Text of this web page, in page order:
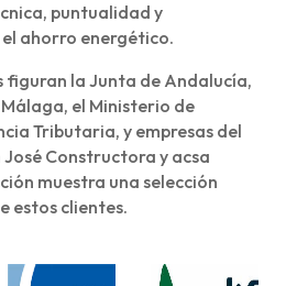
puntualidad y
ahorro energético.
figuran la Junta de Andalucía,
el Ministerio de
Tributaria, y empresas del
Constructora y acsa
muestra una selección
estos clientes.